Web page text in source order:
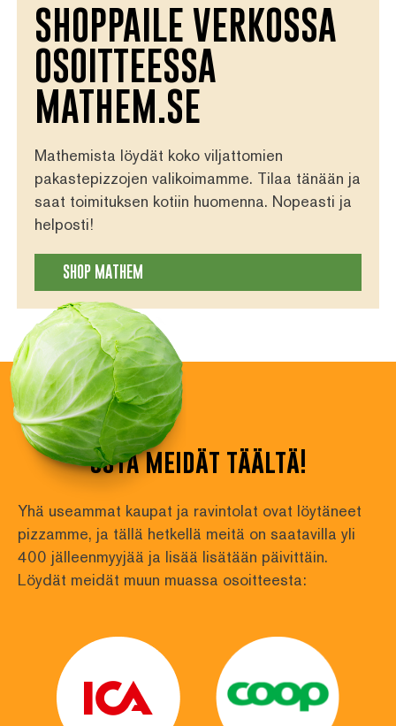
SHOPPAILE VERKOSSA
OSOITTEESSA
MATHEM.SE
Mathemista löydät koko viljattomien
pakastepizzojen valikoimamme. Tilaa tänään ja
saat toimituksen kotiin huomenna. Nopeasti ja
helposti!
SHOP MATHEM
osta meidät täältä!
Yhä useammat kaupat ja ravintolat ovat löytäneet
pizzamme, ja tällä hetkellä meitä on saatavilla yli
400 jälleenmyyjää ja lisää lisätään päivittäin.
Löydät meidät muun muassa osoitteesta: